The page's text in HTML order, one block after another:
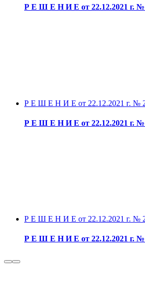
Р Е Ш Е Н И Е от 22.12.2021 г. №
Р Е Ш Е Н И Е от 22.12.2021 г. №
Р Е Ш Е Н И Е от 22.12.2021 г. №
Р Е Ш Е Н И Е от 22.12.2021 г. №
Р Е Ш Е Н И Е от 22.12.2021 г. №